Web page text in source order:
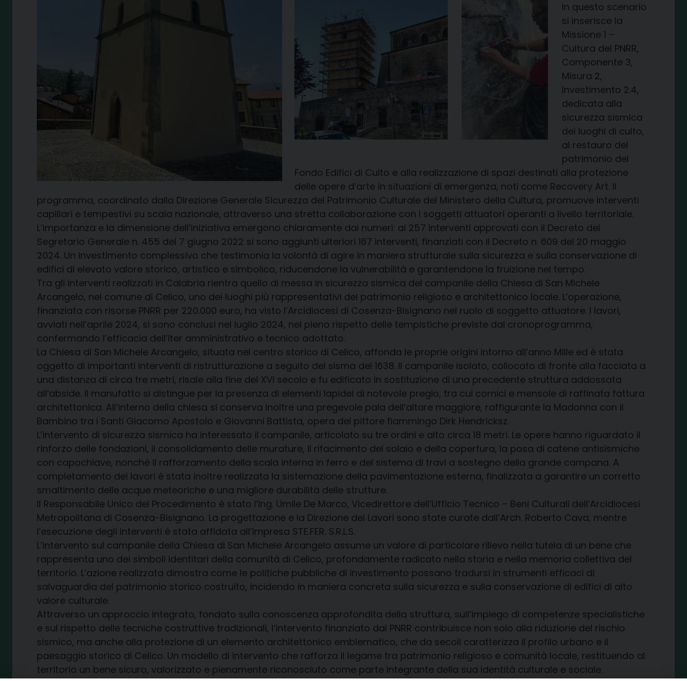
In questo scenario
si inserisce la
Missione 1 –
Cultura del PNRR,
Componente 3,
Misura 2,
Investimento 2.4,
dedicata alla
sicurezza sismica
dei luoghi di culto,
al restauro del
patrimonio del
Fondo Edifici di Culto e alla realizzazione di spazi destinati alla protezione
delle opere d’arte in situazioni di emergenza, noti come Recovery Art. Il
programma, coordinato dalla Direzione Generale Sicurezza del Patrimonio Culturale del Ministero della Cultura, promuove interventi
capillari e tempestivi su scala nazionale, attraverso una stretta collaborazione con i soggetti attuatori operanti a livello territoriale.
L’importanza e la dimensione dell’iniziativa emergono chiaramente dai numeri: ai 257 interventi approvati con il Decreto del
Segretario Generale n. 455 del 7 giugno 2022 si sono aggiunti ulteriori 167 interventi, finanziati con il Decreto n. 609 del 20 maggio
2024. Un investimento complessivo che testimonia la volontà di agire in maniera strutturale sulla sicurezza e sulla conservazione di
edifici di elevato valore storico, artistico e simbolico, riducendone la vulnerabilità e garantendone la fruizione nel tempo.
Tra gli interventi realizzati in Calabria rientra quello di messa in sicurezza sismica del campanile della Chiesa di San Michele
Arcangelo, nel comune di Celico, uno dei luoghi più rappresentativi del patrimonio religioso e architettonico locale. L’operazione,
finanziata con risorse PNRR per 220.000 euro, ha visto l’Arcidiocesi di Cosenza-Bisignano nel ruolo di soggetto attuatore. I lavori,
avviati nell’aprile 2024, si sono conclusi nel luglio 2024, nel pieno rispetto delle tempistiche previste dal cronoprogramma,
confermando l’efficacia dell’iter amministrativo e tecnico adottato.
La Chiesa di San Michele Arcangelo, situata nel centro storico di Celico, affonda le proprie origini intorno all’anno Mille ed è stata
oggetto di importanti interventi di ristrutturazione a seguito del sisma del 1638. Il campanile isolato, collocato di fronte alla facciata a
una distanza di circa tre metri, risale alla fine del XVI secolo e fu edificato in sostituzione di una precedente struttura addossata
all’abside. Il manufatto si distingue per la presenza di elementi lapidei di notevole pregio, tra cui cornici e mensole di raffinata fattura
architettonica. All’interno della chiesa si conserva inoltre una pregevole pala dell’altare maggiore, raffigurante la Madonna con il
Bambino tra i Santi Giacomo Apostolo e Giovanni Battista, opera del pittore fiammingo Dirk Hendricksz.
L’intervento di sicurezza sismica ha interessato il campanile, articolato su tre ordini e alto circa 18 metri. Le opere hanno riguardato il
rinforzo delle fondazioni, il consolidamento delle murature, il rifacimento del solaio e della copertura, la posa di catene antisismiche
con capochiave, nonché il rafforzamento della scala interna in ferro e del sistema di travi a sostegno della grande campana. A
completamento dei lavori è stata inoltre realizzata la sistemazione della pavimentazione esterna, finalizzata a garantire un corretto
smaltimento delle acque meteoriche e una migliore durabilità delle strutture.
Il Responsabile Unico del Procedimento è stato l’Ing. Umile De Marco, Vicedirettore dell’Ufficio Tecnico – Beni Culturali dell’Arcidiocesi
Metropolitana di Cosenza-Bisignano. La progettazione e la Direzione dei Lavori sono state curate dall’Arch. Roberto Cava, mentre
l’esecuzione degli interventi è stata affidata all’impresa STE.FER. S.R.L.S.
L’intervento sul campanile della Chiesa di San Michele Arcangelo assume un valore di particolare rilievo nella tutela di un bene che
rappresenta uno dei simboli identitari della comunità di Celico, profondamente radicato nella storia e nella memoria collettiva del
territorio. L’azione realizzata dimostra come le politiche pubbliche di investimento possano tradursi in strumenti efficaci di
salvaguardia del patrimonio storico costruito, incidendo in maniera concreta sulla sicurezza e sulla conservazione di edifici di alto
valore culturale.
Attraverso un approccio integrato, fondato sulla conoscenza approfondita della struttura, sull’impiego di competenze specialistiche
e sul rispetto delle tecniche costruttive tradizionali, l’intervento finanziato dal PNRR contribuisce non solo alla riduzione del rischio
sismico, ma anche alla protezione di un elemento architettonico emblematico, che da secoli caratterizza il profilo urbano e il
paesaggio storico di Celico. Un modello di intervento che rafforza il legame tra patrimonio religioso e comunità locale, restituendo al
territorio un bene sicuro, valorizzato e pienamente riconosciuto come parte integrante della sua identità culturale e sociale.